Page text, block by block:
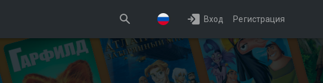
Вход Регистрация